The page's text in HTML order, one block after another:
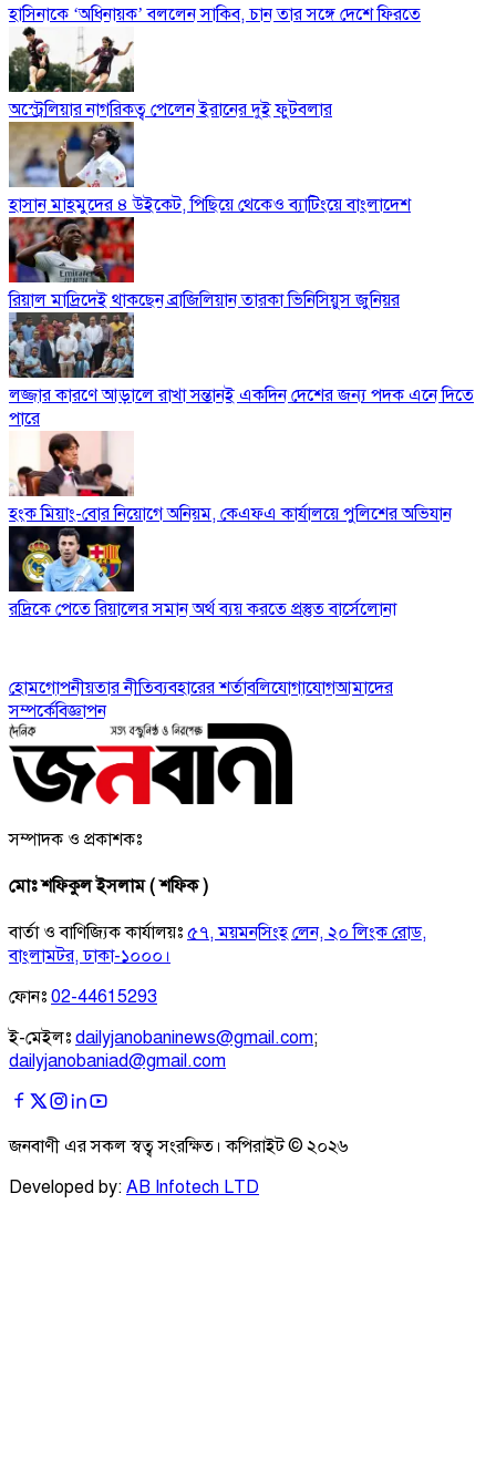
হাসিনাকে ‘অধিনায়ক’ বললেন সাকিব, চান তার সঙ্গে দেশে ফিরতে
অস্ট্রেলিয়ার নাগরিকত্ব পেলেন ইরানের দুই ফুটবলার
হাসান মাহমুদের ৪ উইকেট, পিছিয়ে থেকেও ব্যাটিংয়ে বাংলাদেশ
রিয়াল মাদ্রিদেই থাকছেন ব্রাজিলিয়ান তারকা ভিনিসিয়ুস জুনিয়র
লজ্জার কারণে আড়ালে রাখা সন্তানই একদিন দেশের জন্য পদক এনে দিতে
পারে
হংক মিয়াং-বোর নিয়োগে অনিয়ম, কেএফএ কার্যালয়ে পুলিশের অভিযান
রদ্রিকে পেতে রিয়ালের সমান অর্থ ব্যয় করতে প্রস্তুত বার্সেলোনা
হোমগোপনীয়তার নীতিব্যবহারের শর্তাবলিযোগাযোগআমাদের
সম্পর্কেবিজ্ঞাপন
সম্পাদক ও প্রকাশকঃ
মোঃ শফিকুল ইসলাম ( শফিক )
বার্তা ও বাণিজ্যিক কার্যালয়ঃ ৫৭, ময়মনসিংহ লেন, ২০ লিংক রোড,
বাংলামটর, ঢাকা-১০০০।
ফোনঃ 02-44615293
ই-মেইলঃ dailyjanobaninews@gmail.com;
dailyjanobaniad@gmail.com
জনবাণী এর সকল স্বত্ব সংরক্ষিত। কপিরাইট © ২০২৬
Developed by: AB Infotech LTD